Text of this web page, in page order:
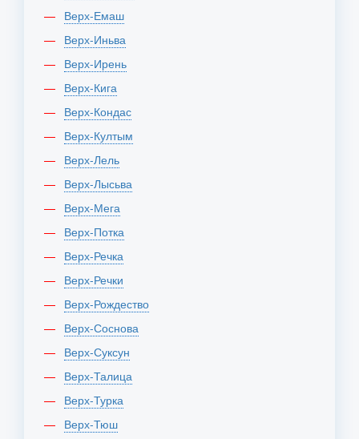
Верх-Емаш
Верх-Иньва
Верх-Ирень
Верх-Кига
Верх-Кондас
Верх-Култым
Верх-Лель
Верх-Лысьва
Верх-Мега
Верх-Потка
Верх-Речка
Верх-Речки
Верх-Рождество
Верх-Соснова
Верх-Суксун
Верх-Талица
Верх-Турка
Верх-Тюш